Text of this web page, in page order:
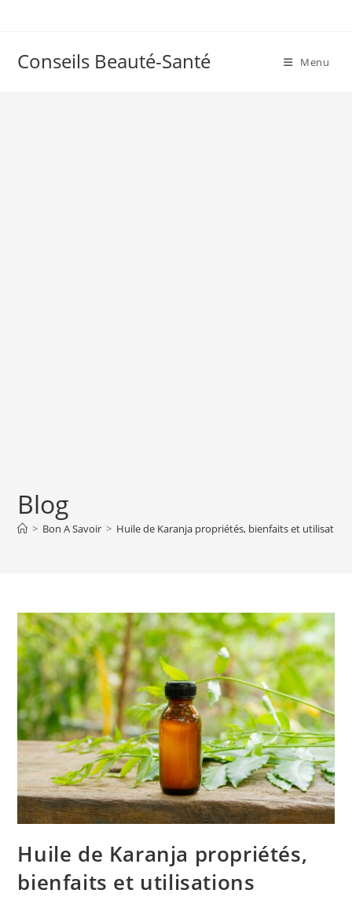
Conseils Beauté-Santé Menu
Blog
> Bon A Savoir > Huile de Karanja propriétés, bienfaits et
Huile de Karanja propriétés,
bienfaits et utilisations